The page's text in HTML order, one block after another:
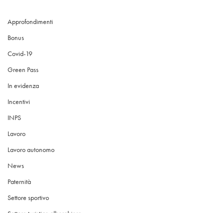
Approfondimenti
Bonus
Covid-19
Green Pass
In evidenza
Incentivi
INPS
Lavoro
Lavoro autonomo
News
Paternità
Settore sportivo